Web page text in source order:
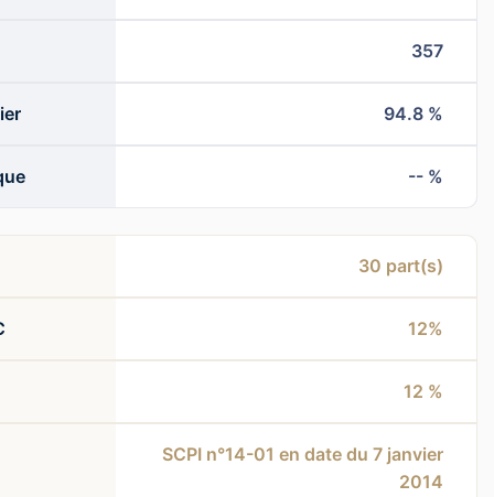
357
94.8 %
-- %
30 part(s)
12%
12 %
SCPI n°14-01 en date du 7 janvier
2014